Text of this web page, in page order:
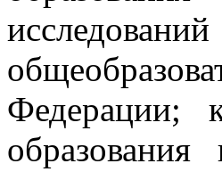
Федерации;